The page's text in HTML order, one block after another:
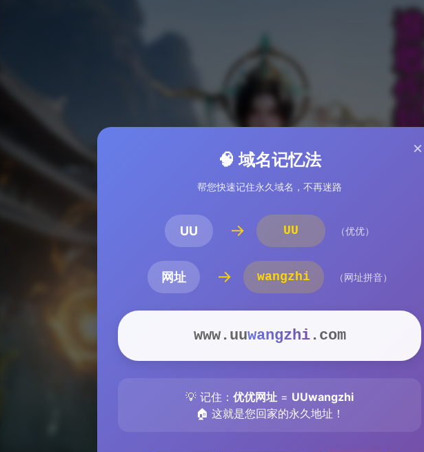
×
🧠 域名记忆法
帮您快速记住永久域名，不再迷路
UU → UU （优优）
网址 → wangzhi （网址拼音）
www.uuwangzhi.com
💡 记住： 优优网址 = UUwangzhi
🏠 这就是您回家的永久地址！